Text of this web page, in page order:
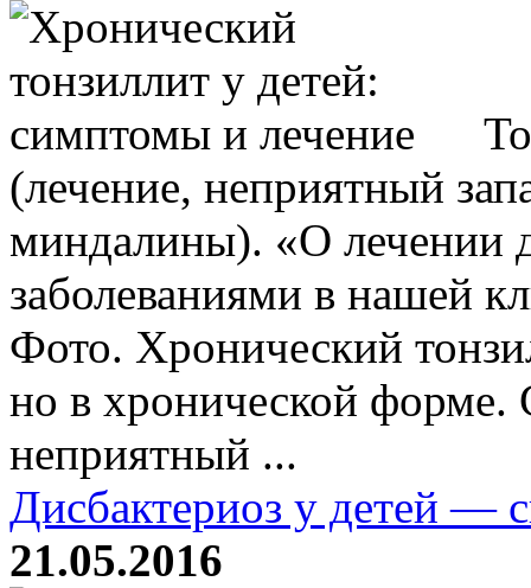
(лечение, неприятный
миндалины). «О лечении
заболеваниями в нашей
Фото. Хронический
но в хронической
неприятный ...
Дисбактериоз у детей —
21.05.2016